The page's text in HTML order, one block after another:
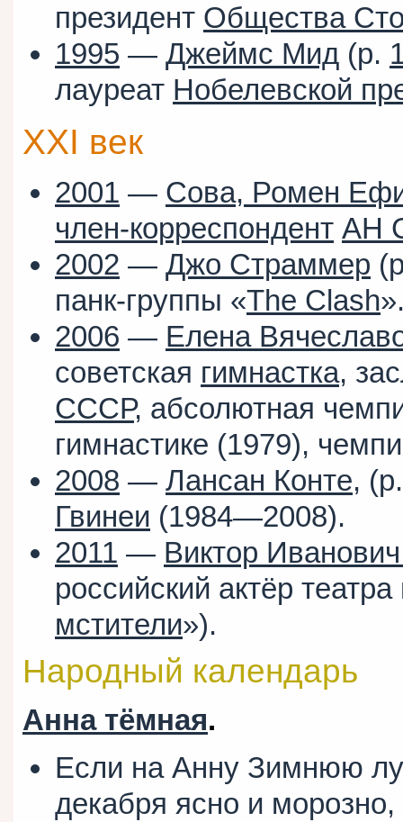
президент Общества
1995 — Джеймс Мид (р.
лауреат Нобелевской
XXI век
2001 — Сова, Ромен
член-корреспондент АН
2002 — Джо Страммер
панк-группы «The Clash
2006 — Елена
советская гимнастка,
СССР, абсолютная
гимнастике (1979),
2008 — Лансан Конте,
Гвинеи (1984—2008).
2011 — Виктор
российский актёр
мстители»).
Народный календарь
Анна тёмная.
Если на Анну Зимнюю
декабря ясно и